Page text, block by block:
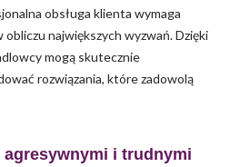
obsługa klienta wymaga
największych wyzwań. Dzięki
mogą skutecznie
rozwiązania, które zadowolą
i trudnymi